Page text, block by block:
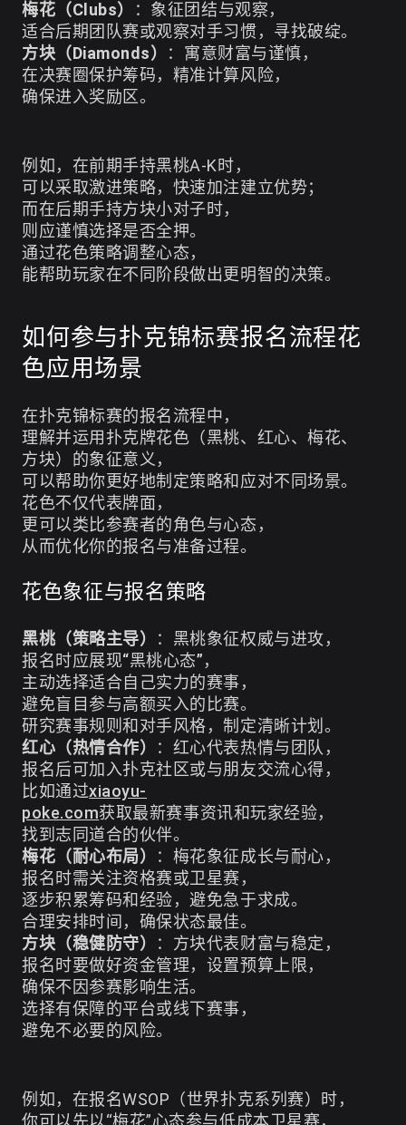
梅花（Clubs）
：象征团结与观察，
适合后期团队赛或观察对手习惯，寻找破绽。
方块（Diamonds）
：寓意财富与谨慎，
在决赛圈保护筹码，精准计算风险，
确保进入奖励区。
例如，在前期手持黑桃A-K时，
可以采取激进策略，快速加注建立优势；
而在后期手持方块小对子时，
则应谨慎选择是否全押。
通过花色策略调整心态，
能帮助玩家在不同阶段做出更明智的决策。
如何参与扑克锦标赛报名流程花
色应用场景
在扑克锦标赛的报名流程中，
理解并运用扑克牌花色（黑桃、红心、梅花、
方块）的象征意义，
可以帮助你更好地制定策略和应对不同场景。
花色不仅代表牌面，
更可以类比参赛者的角色与心态，
从而优化你的报名与准备过程。
花色象征与报名策略
黑桃（策略主导）
：黑桃象征权威与进攻，
报名时应展现“黑桃心态”，
主动选择适合自己实力的赛事，
避免盲目参与高额买入的比赛。
研究赛事规则和对手风格，制定清晰计划。
红心（热情合作）
：红心代表热情与团队，
报名后可加入扑克社区或与朋友交流心得，
比如通过xiaoyu-
poke.com获取最新赛事资讯和玩家经验，
找到志同道合的伙伴。
梅花（耐心布局）
：梅花象征成长与耐心，
报名时需关注资格赛或卫星赛，
逐步积累筹码和经验，避免急于求成。
合理安排时间，确保状态最佳。
方块（稳健防守）
：方块代表财富与稳定，
报名时要做好资金管理，设置预算上限，
确保不因参赛影响生活。
选择有保障的平台或线下赛事，
避免不必要的风险。
例如，在报名WSOP（世界扑克系列赛）时，